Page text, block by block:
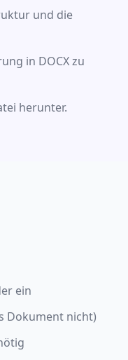
und die
in DOCX zu
herunter.
ein
Dokument nicht)